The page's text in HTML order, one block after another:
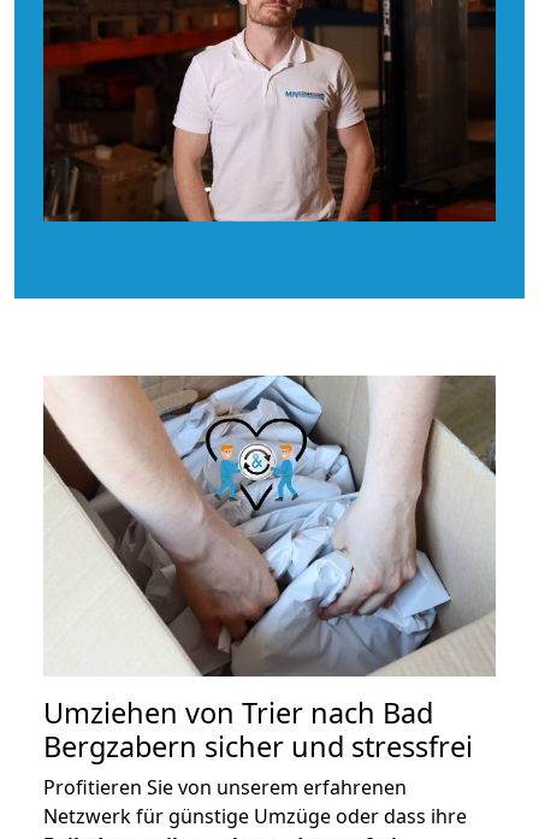
Umziehen von Trier nach Bad
Bergzabern sicher und stressfrei
Profitieren Sie von unserem erfahrenen
Netzwerk für günstige Umzüge oder dass ihre